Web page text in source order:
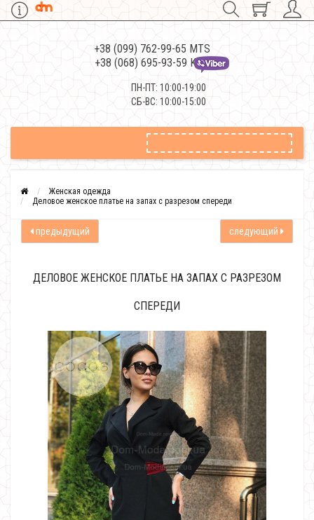
+38 (099) 762-99-65 MTS
+38 (068) 695-93-59 Kievstar
ПН-ПТ: 10:00-19:00
СБ-ВС: 10:00-15:00
Женская одежда
Деловое женское платье на запах с разрезом спереди
предыдущий следующий
ДЕЛОВОЕ ЖЕНСКОЕ ПЛАТЬЕ НА ЗАПАХ С РАЗРЕЗОМ
СПЕРЕДИ